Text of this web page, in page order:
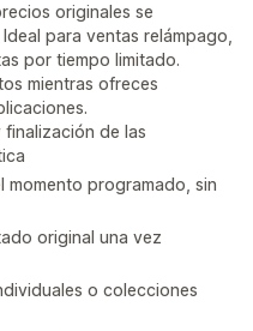
originales se
para ventas relámpago,
por tiempo limitado.
mientras ofreces
de las
momento programado, sin
original una vez
o colecciones